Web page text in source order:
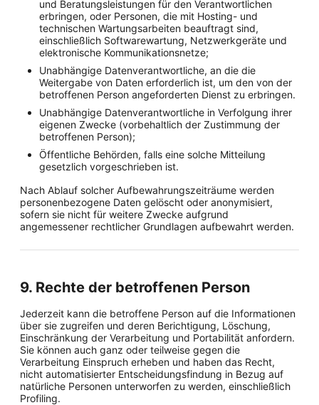
und Beratungsleistungen für den Verantwortlichen
erbringen, oder Personen, die mit Hosting- und
technischen Wartungsarbeiten beauftragt sind,
einschließlich Softwarewartung, Netzwerkgeräte und
elektronische Kommunikationsnetze;
Unabhängige Datenverantwortliche, an die die
Weitergabe von Daten erforderlich ist, um den von der
betroffenen Person angeforderten Dienst zu erbringen.
Unabhängige Datenverantwortliche in Verfolgung ihrer
eigenen Zwecke (vorbehaltlich der Zustimmung der
betroffenen Person);
Öffentliche Behörden, falls eine solche Mitteilung
gesetzlich vorgeschrieben ist.
Nach Ablauf solcher Aufbewahrungszeiträume werden
personenbezogene Daten gelöscht oder anonymisiert,
sofern sie nicht für weitere Zwecke aufgrund
angemessener rechtlicher Grundlagen aufbewahrt werden.
9. Rechte der betroffenen Person
Jederzeit kann die betroffene Person auf die Informationen
über sie zugreifen und deren Berichtigung, Löschung,
Einschränkung der Verarbeitung und Portabilität anfordern.
Sie können auch ganz oder teilweise gegen die
Verarbeitung Einspruch erheben und haben das Recht,
nicht automatisierter Entscheidungsfindung in Bezug auf
natürliche Personen unterworfen zu werden, einschließlich
Profiling.